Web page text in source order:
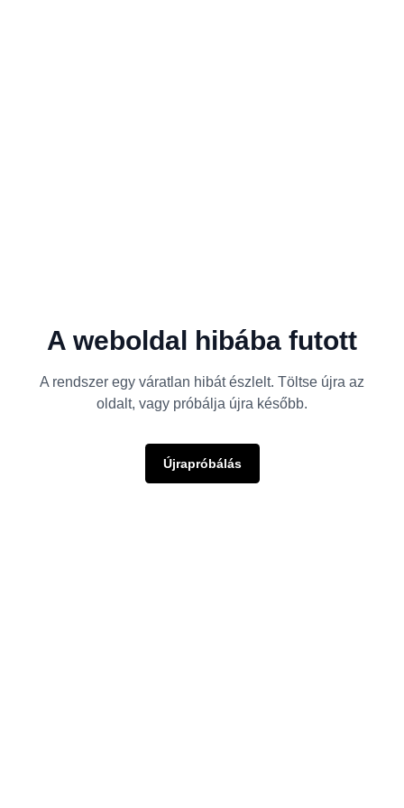
A weboldal hibába futott
A rendszer egy váratlan hibát észlelt. Töltse újra az
oldalt, vagy próbálja újra később.
Újrapróbálás